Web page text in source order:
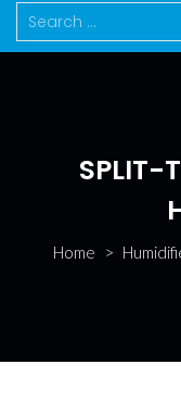
Search
for:
SPLIT-
Home >